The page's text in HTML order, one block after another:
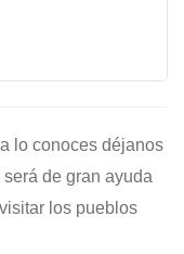
lo conoces déjanos
de gran ayuda
los pueblos